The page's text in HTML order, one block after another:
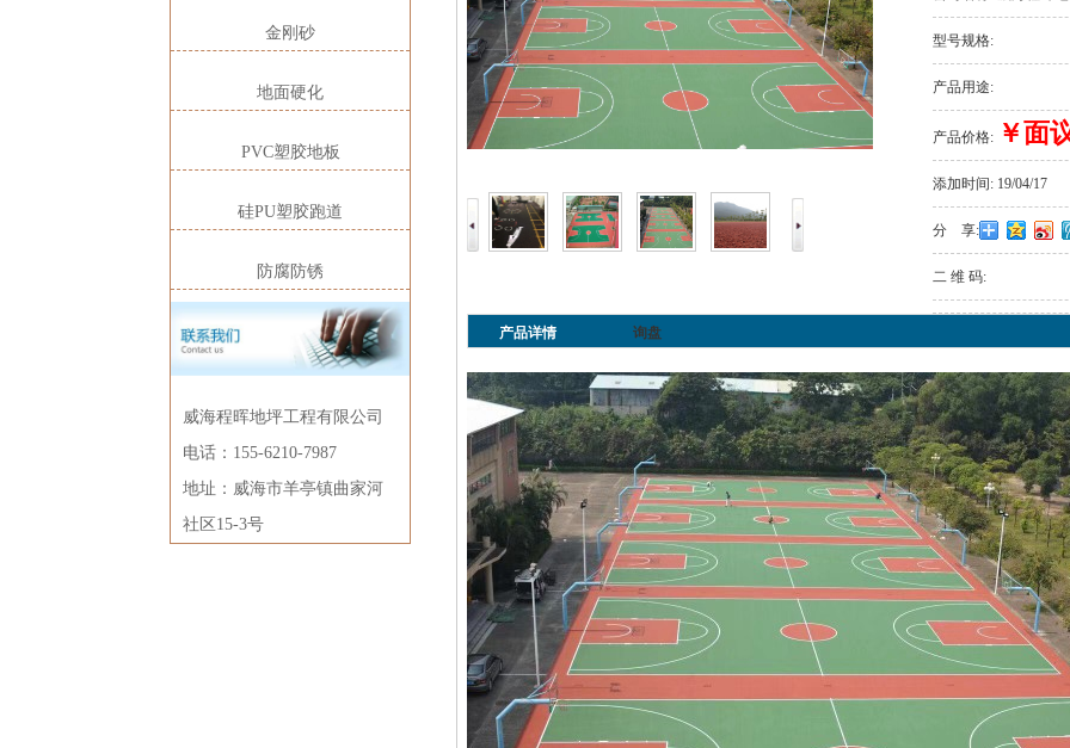
型号规格:
产品用途:
产品价格: ￥面
添加时间: 19/04/17
分 享:
二 维 码:
产品详情 询盘
金刚砂
地面硬化
PVC塑胶地板
硅PU塑胶跑道
防腐防锈
威海程晖地坪工程有限公司
电话：155-6210-7987
地址：威海市羊亭镇曲家河
社区15-3号